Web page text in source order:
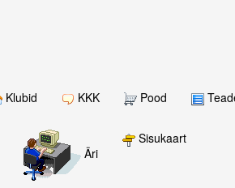
Klubid KKK Pood
Äri
Sisukaart